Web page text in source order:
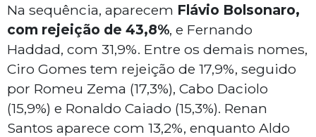
Na sequência, aparecem Flávio Bolsonaro,
com rejeição de 43,8%, e Fernando
Haddad, com 31,9%. Entre os demais nomes,
Ciro Gomes tem rejeição de 17,9%, seguido
por Romeu Zema (17,3%), Cabo Daciolo
(15,9%) e Ronaldo Caiado (15,3%). Renan
Santos aparece com 13,2%, enquanto Aldo